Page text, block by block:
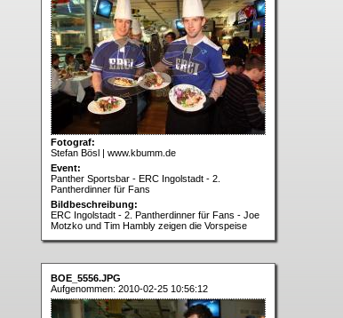
Fotograf:
Stefan Bösl | www.kbumm.de
Event:
Panther Sportsbar - ERC Ingolstadt - 2.
Pantherdinner für Fans
Bildbeschreibung:
ERC Ingolstadt - 2. Pantherdinner für Fans - Joe
Motzko und Tim Hambly zeigen die Vorspeise
BOE_5556.JPG
Aufgenommen: 2010-02-25 10:56:12